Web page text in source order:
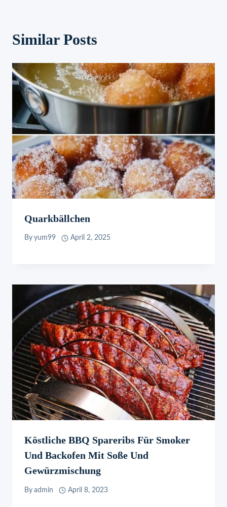
Similar Posts
Quarkbällchen
By yum99 April 2, 2025
Köstliche BBQ Spareribs Für Smoker
Und Backofen Mit Soße Und
Gewürzmischung
By admin April 8, 2023